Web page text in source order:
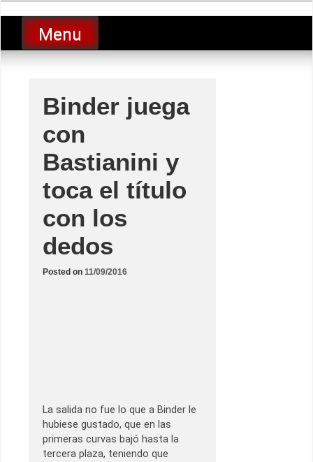
to
contentLucio Lopez GP
luciolopezgp
Menu
Binder juega
con
Bastianini y
toca el título
con los
dedos
Posted on 11/09/2016
La salida no fue lo que a Binder le
hubiese gustado, que en las
primeras curvas bajó hasta la
tercera plaza, teniendo que